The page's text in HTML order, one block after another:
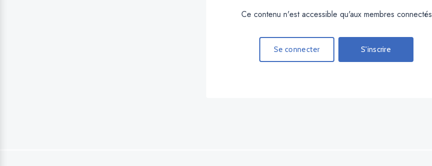
Ce contenu n'est accessible qu'aux membres connectés
Se connecter S'inscrire